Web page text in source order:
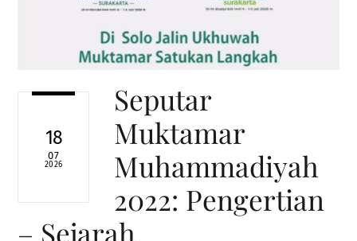
18
07
2026
Seputar
Muktamar
Muhammadiyah
2022: Pengertian
– Sejarah